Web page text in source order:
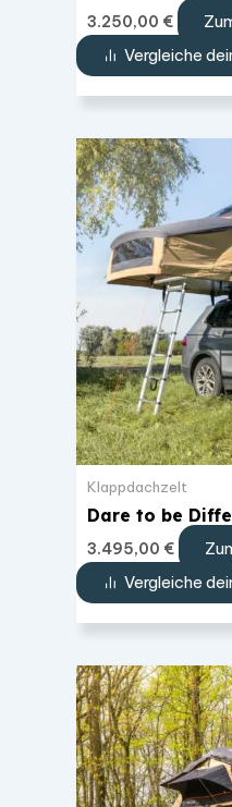
3.250,00 €
Vergleiche
Klappdachzelt
Dare to be
3.495,00 €
Vergleiche